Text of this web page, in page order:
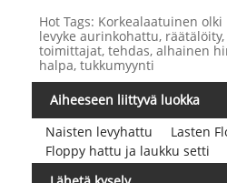
Hot Tags: Korkealaatuinen
levyke aurinkohattu,
toimittajat, tehdas, alhainen
halpa, tukkumyynti
Aiheeseen liittyvä luokka
Naisten levyhattu
Lasten
Floppy hattu ja laukku setti